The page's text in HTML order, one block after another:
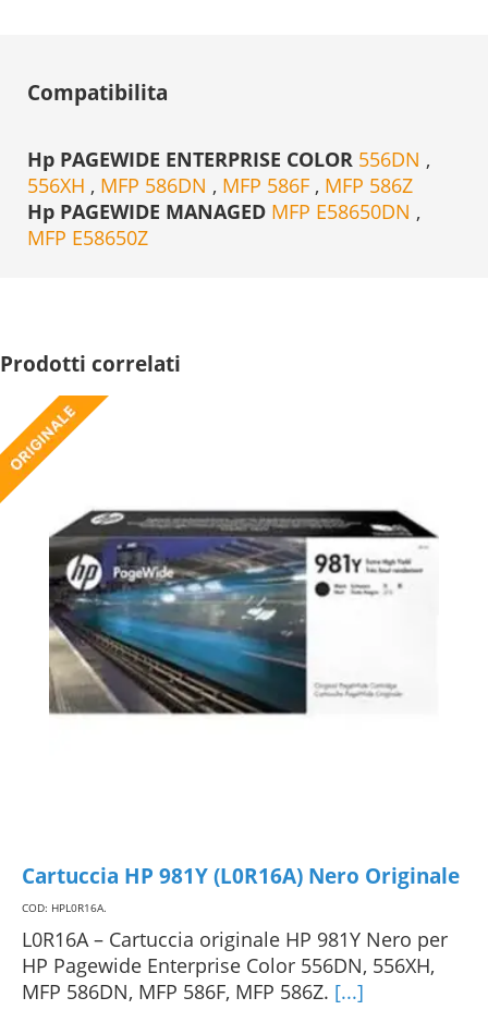
Compatibilita
Hp PAGEWIDE ENTERPRISE COLOR 556DN ,
556XH , MFP 586DN , MFP 586F , MFP 586Z
Hp PAGEWIDE MANAGED MFP E58650DN ,
MFP E58650Z
Prodotti correlati
Cartuccia HP 981Y (L0R16A) Nero Originale
COD: HPL0R16A.
L0R16A – Cartuccia originale HP 981Y Nero per
HP Pagewide Enterprise Color 556DN, 556XH,
MFP 586DN, MFP 586F, MFP 586Z. [...]